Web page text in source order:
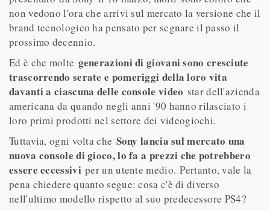
non vedono l'ora che arrivi sul mercato la versione che il
brand tecnologico ha pensato per segnare il passo il
prossimo decennio.
Ed è che molte generazioni di giovani sono cresciute
trascorrendo serate e pomeriggi della loro vita
davanti a ciascuna delle console video star dell'azienda
americana da quando negli anni '90 hanno rilasciato i
loro primi prodotti nel settore dei videogiochi.
Tuttavia, ogni volta che Sony lancia sul mercato una
nuova console di gioco, lo fa a prezzi che potrebbero
essere eccessiviper un utente medio. Pertanto, vale la
pena chiedere quanto segue: cosa c'è di diverso
nell'ultimo modello rispetto al suo predecessore PS4?